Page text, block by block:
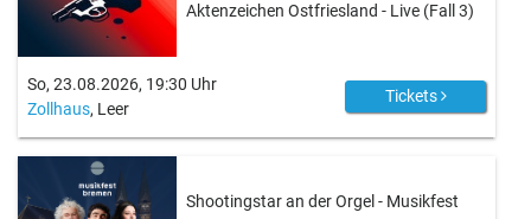
Aktenzeichen Ostfriesland - Live (Fall 3)
So, 23.08.2026, 19:30 Uhr
Zollhaus, Leer
Tickets
Shootingstar an der Orgel - Musikfest